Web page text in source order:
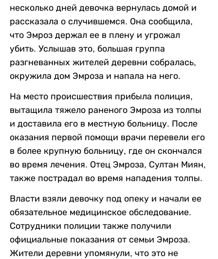
несколько дней девочка вернулась домой и
рассказала о случившемся. Она сообщила,
что Эмроз держал ее в плену и угрожал
убить. Услышав это, большая группа
разгневанных жителей деревни собралась,
окружила дом Эмроза и напала на него.
На место происшествия прибыла полиция,
вытащила тяжело раненого Эмроза из толпы
и доставила его в местную больницу. После
оказания первой помощи врачи перевели его
в более крупную больницу, где он скончался
во время лечения. Отец Эмроза, Султан Миян,
также пострадал во время нападения толпы.
Власти взяли девочку под опеку и начали ее
обязательное медицинское обследование.
Сотрудники полиции также получили
официальные показания от семьи Эмроза.
Жители деревни упомянули, что это не